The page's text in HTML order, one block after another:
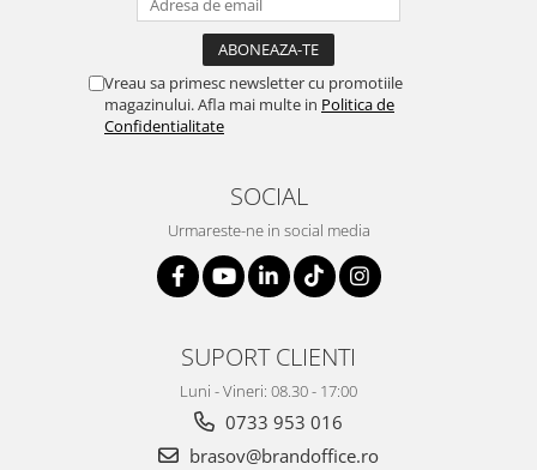
Vreau sa primesc newsletter cu promotiile
magazinului. Afla mai multe in Politica de
Confidentialitate
SOCIAL
Urmareste-ne in social media
SUPORT CLIENTI
Luni - Vineri: 08.30 - 17:00
0733 953 016
brasov@brandoffice.ro